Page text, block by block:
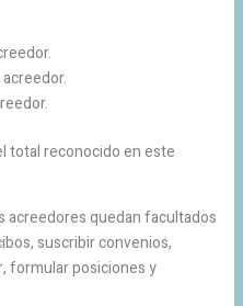
total reconocido en este
acreedores quedan facultados
suscribir convenios,
formular posiciones y